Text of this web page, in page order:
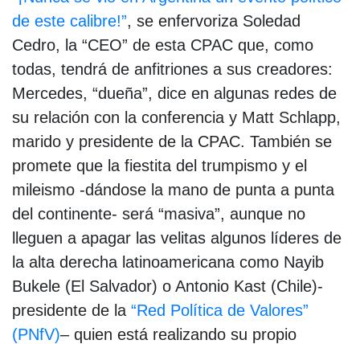
de este calibre!”, se enfervoriza Soledad
Cedro, la “CEO” de esta CPAC que, como
todas, tendrá de anfitriones a sus creadores:
Mercedes, “dueña”, dice en algunas redes de
su relación con la conferencia y Matt Schlapp,
marido y presidente de la CPAC. También se
promete que la fiestita del trumpismo y el
mileismo -dándose la mano de punta a punta
del continente- será “masiva”, aunque no
lleguen a apagar las velitas algunos líderes de
la alta derecha latinoamericana como Nayib
Bukele (El Salvador) o Antonio Kast (Chile)-
presidente de la “Red Política de Valores”
(PNfV)– quien está realizando su propio